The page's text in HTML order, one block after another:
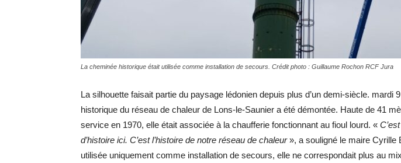
La cheminée historique était utilisée comme installation de secours. Crédit photo : Guillaume Rochon RCF Jura
La silhouette faisait partie du paysage lédonien depuis plus d’un demi-siècle. mardi
historique du réseau de chaleur de Lons-le-Saunier a été démontée. Haute de 41
service en 1970, elle était associée à la chaufferie fonctionnant au fioul lourd. «
d’histoire ici. C’est l’histoire de notre réseau de chaleur», a souligné le maire Cyrille
utilisée uniquement comme installation de secours, elle ne correspondait plus au